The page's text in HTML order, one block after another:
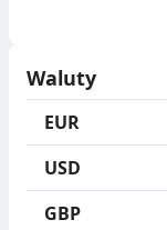
Waluty
EUR
USD
GBP